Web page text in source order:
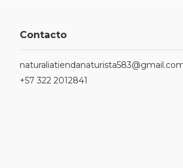
Contacto
+57 322 2012841